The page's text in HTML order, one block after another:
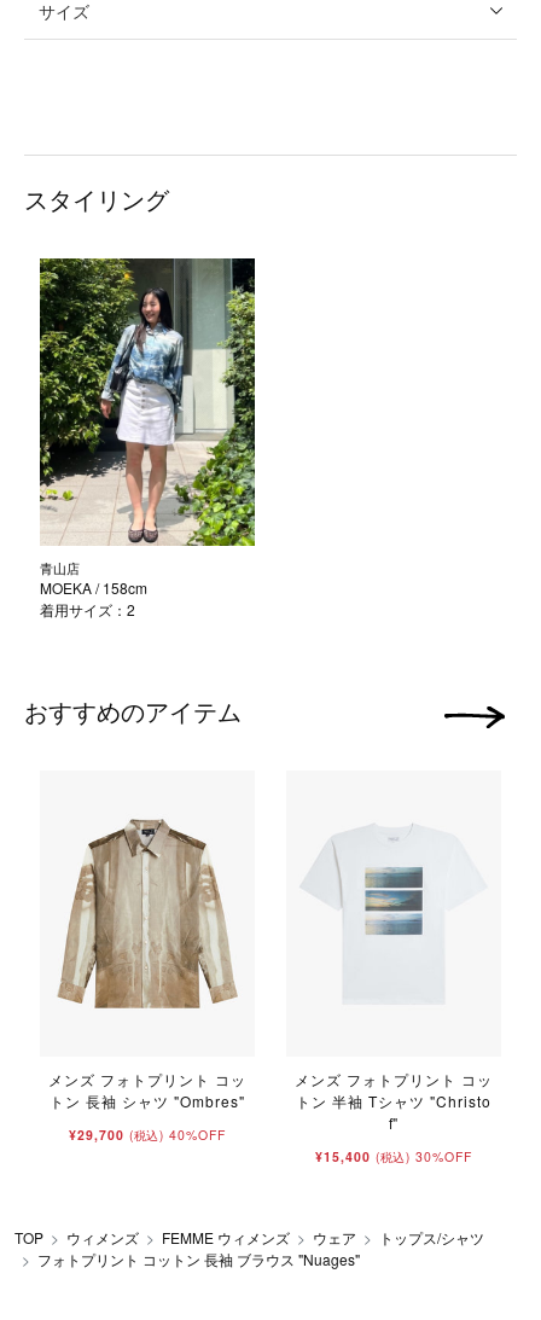
サイズ
スタイリング
青山店
MOEKA/ 158cm
着用サイズ：2
おすすめのアイテム
メンズ フォトプリント コッ
トン 長袖 シャツ "Ombres"
¥29,700 (税込) 40%OFF
メンズ フォトプリント コッ
トン 半袖 Tシャツ "Christo
f"
¥15,400 (税込) 30%OFF
次の画像
TOP ウィメンズ FEMME ウィメンズ ウェア
トップス/シャツ
フォトプリント コットン 長袖 ブラウス "Nuages"